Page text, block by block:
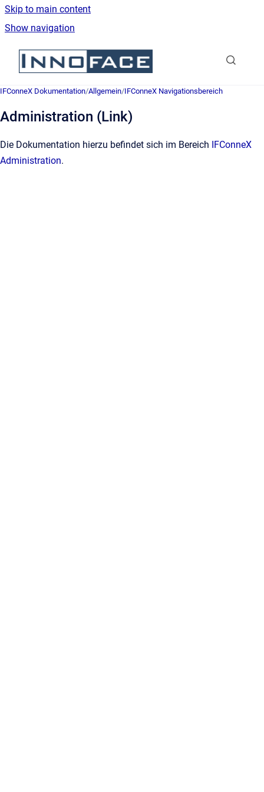
Skip to main content
Show navigation
Go to homepage
IFConneX Dokumentation/Allgemein/IFConneX Navigationsbereich
Administration (Link)
Die Dokumentation hierzu befindet sich im Bereich IFConneX
Administration.